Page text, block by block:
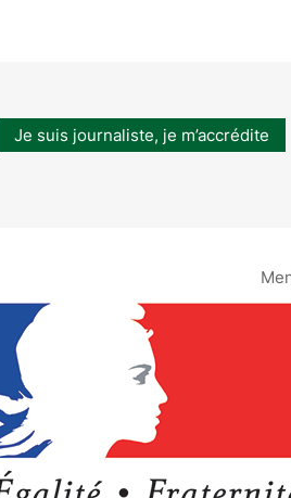
Je suis journaliste, je m’accrédite